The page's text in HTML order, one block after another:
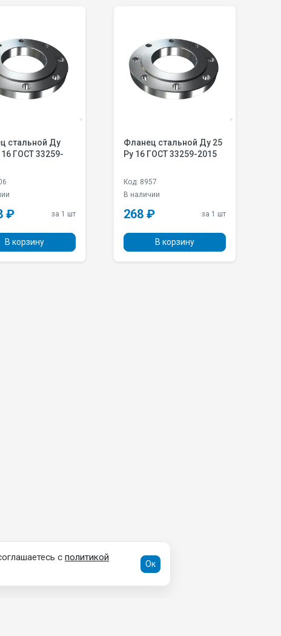
Ду
16 ГОСТ 33259-
₽ за 1 шт
В корзину
Фланец стальной Ду 25
Pу 16 ГОСТ 33259-2015
Код: 8957
В наличии
268 ₽ за 1 шт
В корзину
с политикой
Ок